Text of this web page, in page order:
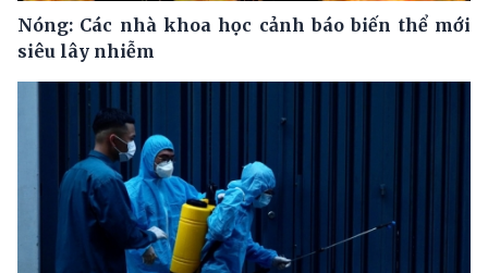
Nóng: Các nhà khoa học cảnh báo biến thể mới
siêu lây nhiễm